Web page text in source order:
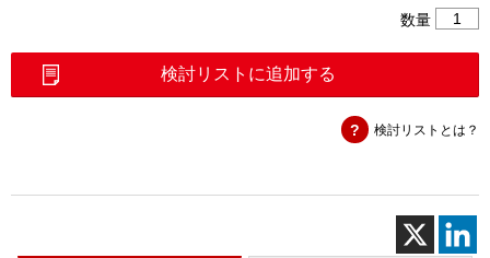
数量
応
融
着
接
検討リストに追加する
検討リストとは？